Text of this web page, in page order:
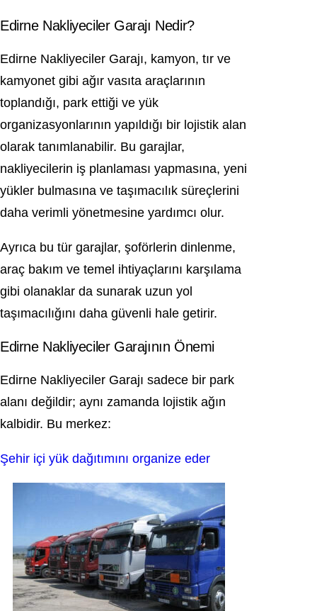
Edirne Nakliyeciler Garajı Nedir?
Edirne Nakliyeciler Garajı, kamyon, tır ve
kamyonet gibi ağır vasıta araçlarının
toplandığı, park ettiği ve yük
organizasyonlarının yapıldığı bir lojistik alan
olarak tanımlanabilir. Bu garajlar,
nakliyecilerin iş planlaması yapmasına, yeni
yükler bulmasına ve taşımacılık süreçlerini
daha verimli yönetmesine yardımcı olur.
Ayrıca bu tür garajlar, şoförlerin dinlenme,
araç bakım ve temel ihtiyaçlarını karşılama
gibi olanaklar da sunarak uzun yol
taşımacılığını daha güvenli hale getirir.
Edirne Nakliyeciler Garajının Önemi
Edirne Nakliyeciler Garajı sadece bir park
alanı değildir; aynı zamanda lojistik ağın
kalbidir. Bu merkez:
Şehir içi yük dağıtımını organize eder